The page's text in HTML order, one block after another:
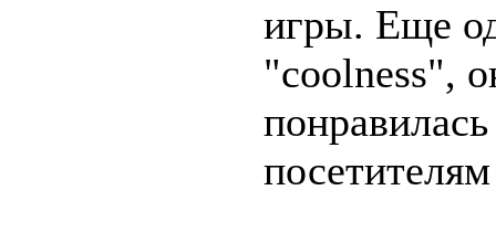
игры. Еще
"coolness",